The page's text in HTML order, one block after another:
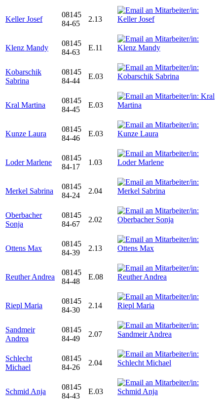
Keller Josef
08145
84-65
2.13
Klenz Mandy
08145
84-63
E.11
Kobarschik
Sabrina
08145
84-44
E.03
Kral Martina
08145
84-45
E.03
Kunze Laura
08145
84-46
E.03
Loder Marlene
08145
84-17
1.03
Merkel Sabrina
08145
84-24
2.04
Oberbacher
Sonja
08145
84-67
2.02
Ottens Max
08145
84-39
2.13
Reuther Andrea
08145
84-48
E.08
Riepl Maria
08145
84-30
2.14
Sandmeir
Andrea
08145
84-49
2.07
Schlecht
Michael
08145
84-26
2.04
Schmid Anja
08145
84-43
E.03